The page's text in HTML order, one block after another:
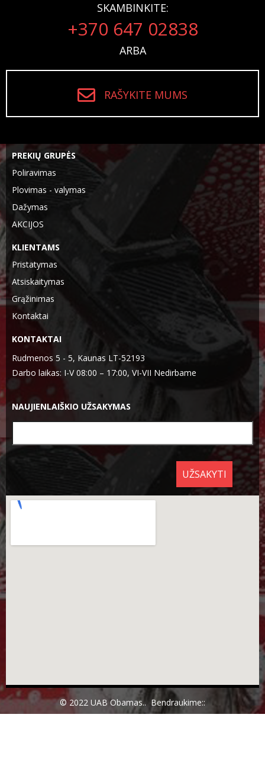
SKAMBINKITE:
+370 647 02838
ARBA
RAŠYKITE MUMS
PREKIŲ GRUPĖS
Poliravimas
Plovimas - valymas
Dažymas
AKCIJOS
KLIENTAMS
Pristatymas
Atsiskaitymas
Grąžinimas
Kontaktai
KONTAKTAI
Rudmenos 5 - 5, Kaunas LT-52193
Darbo laikas: I-V 08:00 – 17:00, VI-VII Nedirbame
NAUJIENLAIŠKIO UŽSAKYMAS
UŽSAKYTI
© 2022 UAB Obamas.. Bendraukime::